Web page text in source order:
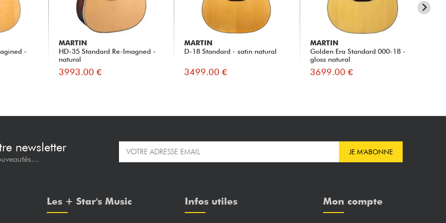
-
MARTIN
HD-35 Standard Re-Imagned -
natural
3993.00 €
MARTIN
D-18 Standard - satin natural
3499.00 €
MARTIN
Golden Era Standard 000-18 -
gloss natural
3699.00 €
newsletter JE M'ABONNE
Les + Star's Music Infos utiles Mon compte